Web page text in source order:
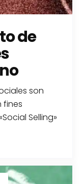
de
son
fines
Selling»